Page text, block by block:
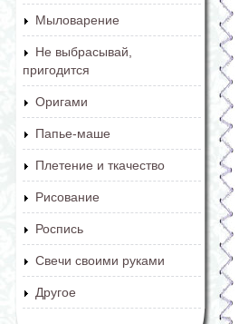
Мыловарение
Не выбрасывай,
пригодится
Оригами
Папье-маше
Плетение и ткачество
Рисование
Роспись
Свечи своими руками
Другое